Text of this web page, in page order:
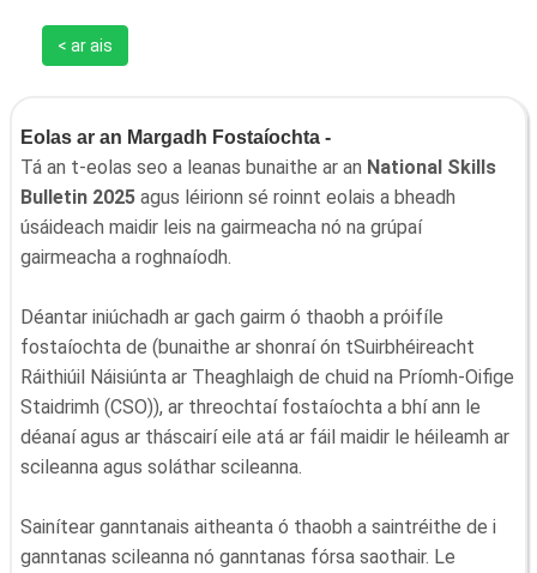
< ar ais
Eolas ar an Margadh Fostaíochta -
Tá an t-eolas seo a leanas bunaithe ar an National Skills
Bulletin 2025 agus léirionn sé roinnt eolais a bheadh
úsáideach maidir leis na gairmeacha nó na grúpaí
gairmeacha a roghnaíodh.
Déantar iniúchadh ar gach gairm ó thaobh a próifíle
fostaíochta de (bunaithe ar shonraí ón tSuirbhéireacht
Ráithiúil Náisiúnta ar Theaghlaigh de chuid na Príomh-Oifige
Staidrimh (CSO)), ar threochtaí fostaíochta a bhí ann le
déanaí agus ar tháscairí eile atá ar fáil maidir le héileamh ar
scileanna agus soláthar scileanna.
Sainítear ganntanais aitheanta ó thaobh a saintréithe de i
ganntanas scileanna nó ganntanas fórsa saothair. Le